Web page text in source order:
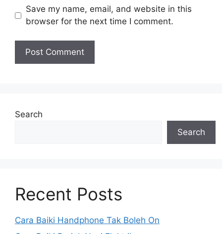
Save my name, email, and website in this
browser for the next time I comment.
Search
Search
Recent Posts
Cara Baiki Handphone Tak Boleh On